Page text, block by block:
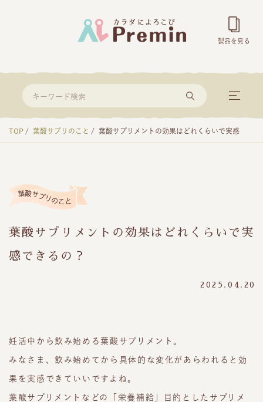
製品を見る
TOP 葉酸サプリのこと 葉酸サプリメントの効果はどれくらいで実感
葉酸サプリメントの効果はどれくらいで実
感できるの？
2025.04.20
妊活中から飲み始める葉酸サプリメント。
みなさま、飲み始めてから具体的な変化があらわれると効
果を実感できていいですよね。
葉酸サプリメントなどの「栄養補給」目的としたサプリメ